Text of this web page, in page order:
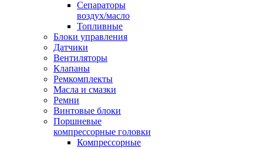
Сепараторы
воздух/масло
Топливные
Блоки управления
Датчики
Вентиляторы
Клапаны
Ремкомплекты
Масла и смазки
Ремни
Винтовые блоки
Поршневые
компрессорные головки
Компрессорные